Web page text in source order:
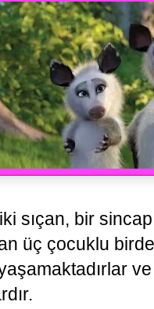
sıçan, bir
üç çocuklu